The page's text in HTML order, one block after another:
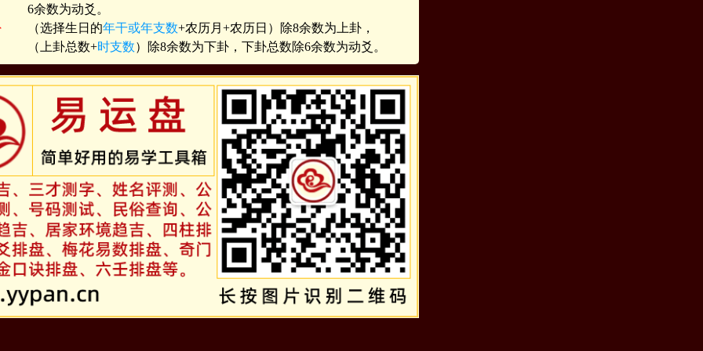
6余数为动爻。
（选择生日的年干或年支数+农历月+农历日）除8余数为上卦，
（上卦总数+时支数）除8余数为下卦，下卦总数除6余数为动爻。